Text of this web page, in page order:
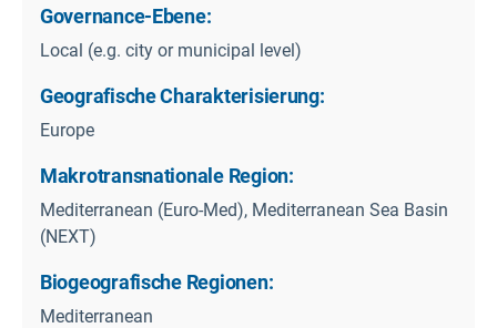
Governance-Ebene:
Local (e.g. city or municipal level)
Geografische Charakterisierung:
Europe
Makrotransnationale Region:
Mediterranean (Euro-Med), Mediterranean Sea Basin
(NEXT)
Biogeografische Regionen:
Mediterranean